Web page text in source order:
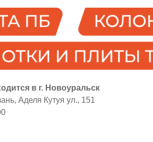
в г. Новоуральск
, Аделя Кутуя ул., 151